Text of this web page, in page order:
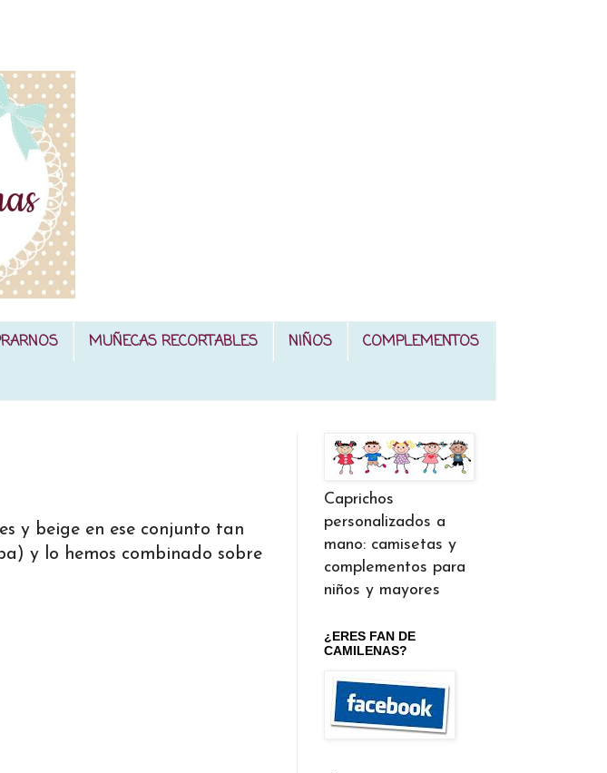
MUÑECAS RECORTABLES NIÑOS
COMPLEMENTOS
y beige en ese conjunto tan
y lo hemos combinado sobre
Caprichos
personalizados a
mano: camisetas y
complementos para
niños y mayores
¿ERES FAN DE
CAMILENAS?